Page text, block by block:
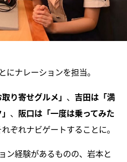
ナレーションを担当。
り寄せグルメ」 、 吉田は「満
、 阪口は「一度は乗ってみた
ぞれナビゲートすることに。
ン経験があるものの、岩本と